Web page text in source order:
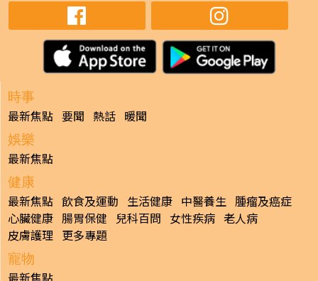
時事
最新焦點 要聞 熱話 暖聞
娛樂
最新焦點
健康
最新焦點 飲食及運動 生活健康 中醫養生 腫瘤及癌症
心臟健康 腸胃保健 兒科百問 女性疾病 老人病
皮膚護理 更多專題
寵物
最新焦點